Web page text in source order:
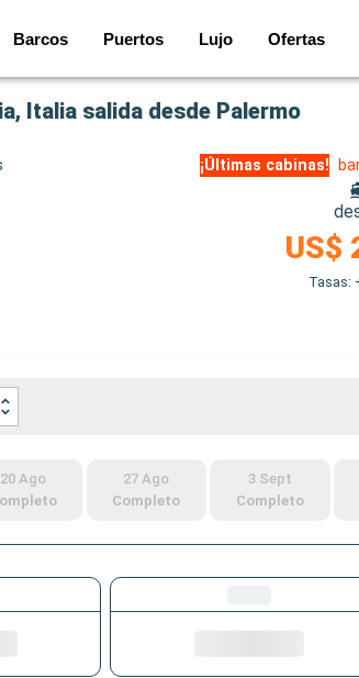
Barcos Puertos Lujo Ofertas
Italia salida desde Palermo
¡Últimas cabinas!
US$
Tasas:
20 Ago
27 Ago
Completo
3 Sept
Completo